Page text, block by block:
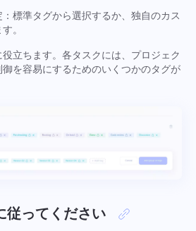
標準タグから選択するか、独自のカス
。
立ちます。各タスクには、プロジェク
を容易にするためのいくつかのタグが
従ってください
る
細に説明し、特定の情報を提
極的な参加は、ユーザーエク
を提案してください